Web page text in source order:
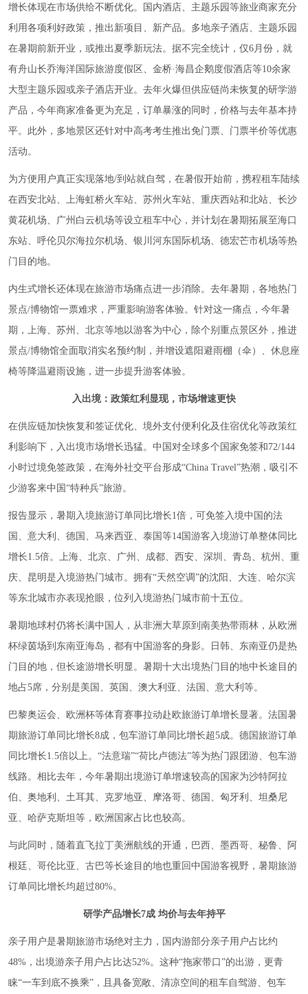
增长体现在市场供给不断优化。国内酒店、主题乐园等旅业商家充分
利用各项利好政策，推出新项目、新产品。多地亲子酒店、主题乐园
在暑期前新开业，或推出夏季新玩法。据不完全统计，仅6月份，就
有舟山长乔海洋国际旅游度假区、金桥·海昌企鹅度假酒店等10余家
大型主题乐园或亲子酒店开业。去年火爆但供应链尚未恢复的研学游
产品，今年商家准备更为充足，订单暴涨的同时，价格与去年基本持
平。此外，多地景区还针对中高考考生推出免门票、门票半价等优惠
活动。
为方便用户真正实现落地/到站就自驾，在暑假开始前，携程租车陆续
在西安北站、上海虹桥火车站、苏州火车站、重庆西站和北站、长沙
黄花机场、广州白云机场等设立租车中心，并计划在暑期拓展至海口
东站、呼伦贝尔海拉尔机场、银川河东国际机场、德宏芒市机场等热
门目的地。
内生式增长还体现在旅游市场痛点进一步消除。去年暑期，各地热门
景点/博物馆一票难求，严重影响游客体验。针对这一痛点，今年暑
期，上海、苏州、北京等地以游客为中心，除个别重点景区外，推进
景点/博物馆全面取消实名预约制，并增设遮阳避雨棚（伞）、休息座
椅等降温避雨设施，进一步提升游客体验。
入出境：政策红利显现，市场增速更快
在供应链加快恢复和签证优化、境外支付便利化及住宿优化等政策红
利影响下，入出境市场增长迅猛。中国对全球多个国家免签和72/144
小时过境免签政策，在海外社交平台形成“China Travel”热潮，吸引不
少游客来中国“特种兵”旅游。
报告显示，暑期入境旅游订单同比增长1倍，可免签入境中国的法
国、意大利、德国、马来西亚、泰国等14国游客入境游订单整体同比
增长1.5倍。上海、北京、广州、成都、西安、深圳、青岛、杭州、重
庆、昆明是入境游热门城市。拥有“天然空调”的沈阳、大连、哈尔滨
等东北城市亦表现抢眼，位列入境游热门城市前十五位。
暑期地球村仍将长满中国人，从非洲大草原到南美热带雨林，从欧洲
杯绿茵场到东南亚海岛，都有中国游客的身影。日韩、东南亚仍是热
门目的地，但长途游增长明显。暑期十大出境热门目的地中长途目的
地占5席，分别是美国、英国、澳大利亚、法国、意大利等。
巴黎奥运会、欧洲杯等体育赛事拉动赴欧旅游订单增长显著。法国暑
期旅游订单同比增长8成，包车游订单同比增长超5成。德国旅游订单
同比增长1.5倍以上。“法意瑞”“荷比卢德法”等为热门跟团游、包车游
线路。相比去年，今年暑期出境游订单增速较高的国家为沙特阿拉
伯、奥地利、土耳其、克罗地亚、摩洛哥、德国、匈牙利、坦桑尼
亚、哈萨克斯坦等，欧洲国家占比也较高。
与此同时，随着直飞拉丁美洲航线的开通，巴西、墨西哥、秘鲁、阿
根廷、哥伦比亚、古巴等长途目的地也重回中国游客视野，暑期旅游
订单同比增长均超过80%。
研学产品增长7成 均价与去年持平
亲子用户是暑期旅游市场绝对主力，国内游部分亲子用户占比约
48%，出境游亲子用户占比达52%。这种“拖家带口”的出游，更青
睐“一车到底不换乘”，且具备宽敞、清凉空间的租车自驾游、包车